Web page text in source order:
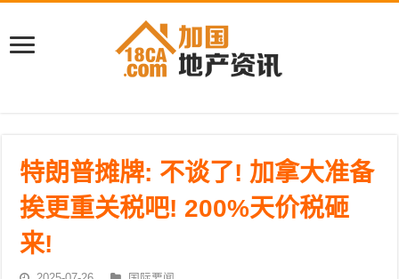
特朗普摊牌: 不谈了! 加拿大准备
挨更重关税吧! 200%天价税砸
来!